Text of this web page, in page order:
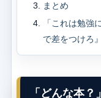
まとめ
「これは勉強
で差をつけろ
「どんな本？」